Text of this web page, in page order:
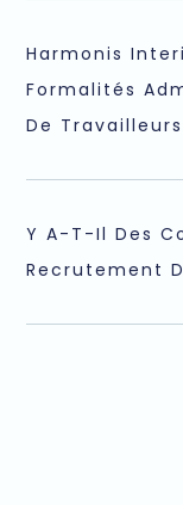
Harmonis
Formalités
De
Y A-T-Il Des
Recrutement